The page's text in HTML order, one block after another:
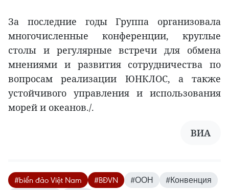
За последние годы Группа организовала
многочисленные конференции, круглые
столы и регулярные встречи для обмена
мнениями и развития сотрудничества по
вопросам реализации ЮНКЛОС, а также
устойчивого управления и использования
морей и океанов./.
ВИА
#biển đảo Việt Nam #BĐVN #ООН
#Конвенция